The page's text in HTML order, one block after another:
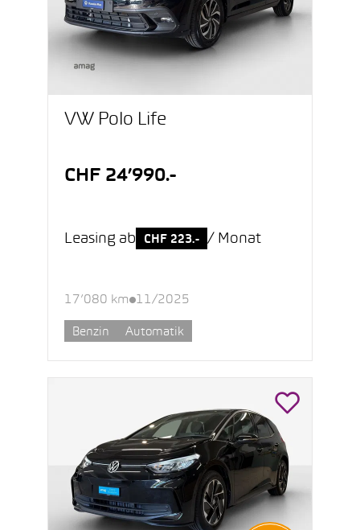
VW Polo Life
CHF 24’990.-
Leasing ab CHF 223.- / Monat
17’080 km 11/2025
Benzin Automatik